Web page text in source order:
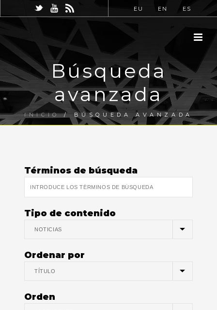
EU EN ES
Búsqueda
avanzada
INICIO/ BÚSQUEDA AVANZADA
Términos de búsqueda
Tipo de contenido
Ordenar por
Orden